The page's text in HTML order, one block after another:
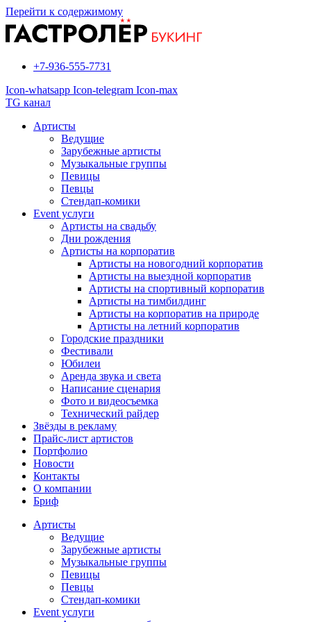
Перейти к содержимому
+7-936-555-7731
Icon-whatsapp Icon-telegram Icon-max
TG канал
Артисты
Ведущие
Зарубежные артисты
Музыкальные группы
Певицы
Певцы
Стендап-комики
Event услуги
Артисты на свадьбу
Дни рождения
Артисты на корпоратив
Артисты на новогодний корпоратив
Артисты на выездной корпоратив
Артисты на спортивный корпоратив
Артисты на тимбилдинг
Артисты на корпоратив на природе
Артисты на летний корпоратив
Городские праздники
Фестивали
Юбилеи
Аренда звука и света
Написание сценария
Фото и видеосъемка
Технический райдер
Звёзды в рекламу
Прайс-лист артистов
Портфолио
Новости
Контакты
О компании
Бриф
Артисты
Ведущие
Зарубежные артисты
Музыкальные группы
Певицы
Певцы
Стендап-комики
Event услуги